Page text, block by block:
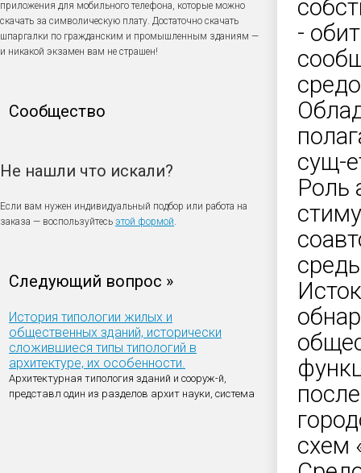
приложения для мобильного телефона, которые можно
скачать за символическую плату. Достаточно скачать
шпаргалки по гражданским и промышленным зданиям —
и никакой экзамен вам не страшен!
Сообщество
Не нашли что искали?
Если вам нужен индивидуальный подбор или работа на
заказа — воспользуйтесь этой формой.
Следующий вопрос »
История типологии жилых и
общественных зданий, исторически
сложившиеся типы типологий в
архитектуре, их особенности.
Архитектурная типология зданий и сооруж-й,
представл один из разделов архит науки, система
-
сущ-
Роль
схем